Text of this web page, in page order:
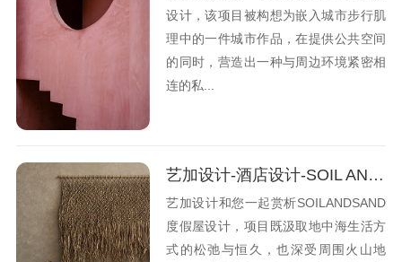
设计，该项目被构想为嵌入城市步行肌
理中的一件城市作品，在提供公共空间
的同时，营造出一种与周边环境紧密相
连的私...
艺加设计-酒店设计-SOIL AND SAND度假屋：以隐逸之姿回应自然
艺加设计和您一起赏析SOILANDSAND
度假屋设计，项目既汲取地中海生活方
式的松弛与恒久，也深受周围火山地